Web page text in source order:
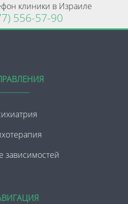
клиники в Израиле
556-57-90
зависимостей